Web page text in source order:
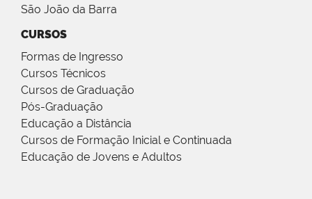
São João da Barra
CURSOS
Formas de Ingresso
Cursos Técnicos
Cursos de Graduação
Pós-Graduação
Educação a Distância
Cursos de Formação Inicial e Continuada
Educação de Jovens e Adultos